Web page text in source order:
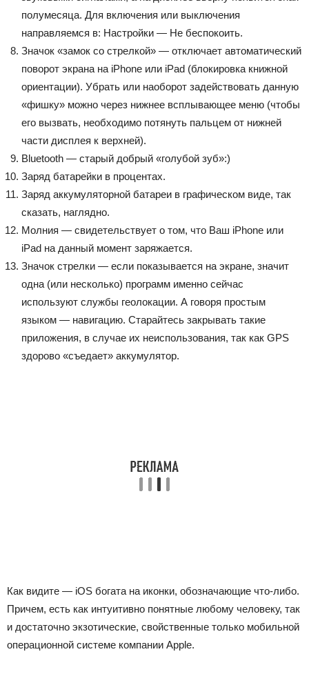
полумесяца. Для включения или выключения
направляемся в: Настройки — Не беспокоить.
Значок «замок со стрелкой» — отключает автоматический
поворот экрана на iPhone или iPad (блокировка книжной
ориентации). Убрать или наоборот задействовать данную
«фишку» можно через нижнее всплывающее меню (чтобы
его вызвать, необходимо потянуть пальцем от нижней
части дисплея к верхней).
Bluetooth — старый добрый «голубой зуб»:)
Заряд батарейки в процентах.
Заряд аккумуляторной батареи в графическом виде, так
сказать, наглядно.
Молния — свидетельствует о том, что Ваш iPhone или
iPad на данный момент заряжается.
Значок стрелки — если показывается на экране, значит
одна (или несколько) программ именно сейчас
используют службы геолокации. А говоря простым
языком — навигацию. Старайтесь закрывать такие
приложения, в случае их неиспользования, так как GPS
здорово «съедает» аккумулятор.
Как видите — iOS богата на иконки, обозначающие что-либо.
Причем, есть как интуитивно понятные любому человеку, так
и достаточно экзотические, свойственные только мобильной
операционной системе компании Apple.